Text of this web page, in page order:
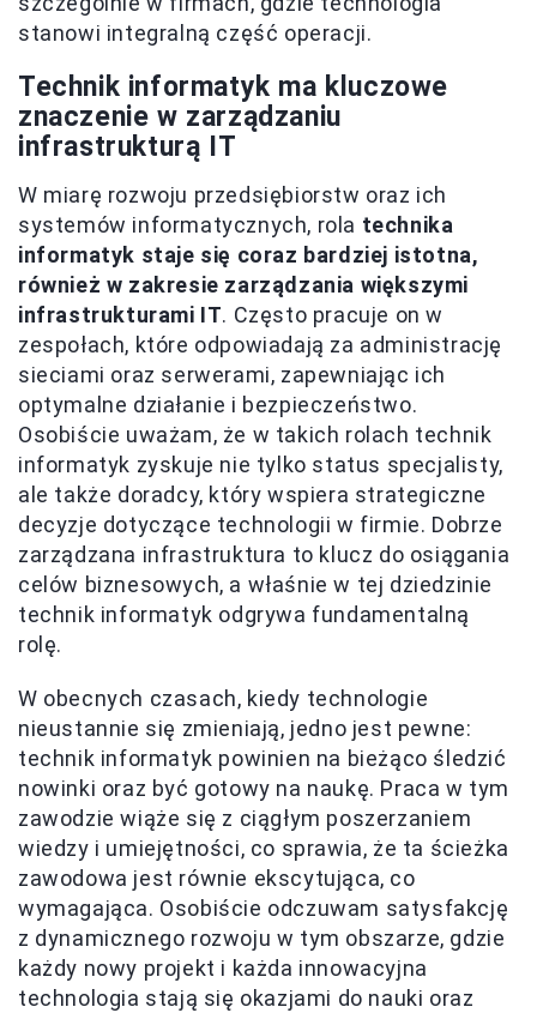
stanowi integralną część operacji.
Technik informatyk ma kluczowe
znaczenie w zarządzaniu
infrastrukturą IT
W miarę rozwoju przedsiębiorstw oraz ich
systemów informatycznych, rola technika
informatyk staje się coraz bardziej istotna,
również w zakresie zarządzania większymi
infrastrukturami IT. Często pracuje on w
zespołach, które odpowiadają za administrację
sieciami oraz serwerami, zapewniając ich
optymalne działanie i bezpieczeństwo.
Osobiście uważam, że w takich rolach technik
informatyk zyskuje nie tylko status specjalisty,
ale także doradcy, który wspiera strategiczne
decyzje dotyczące technologii w firmie. Dobrze
zarządzana infrastruktura to klucz do osiągania
celów biznesowych, a właśnie w tej dziedzinie
technik informatyk odgrywa fundamentalną
rolę.
W obecnych czasach, kiedy technologie
nieustannie się zmieniają, jedno jest pewne:
technik informatyk powinien na bieżąco śledzić
nowinki oraz być gotowy na naukę. Praca w tym
zawodzie wiąże się z ciągłym poszerzaniem
wiedzy i umiejętności, co sprawia, że ta ścieżka
zawodowa jest równie ekscytująca, co
wymagająca. Osobiście odczuwam satysfakcję
z dynamicznego rozwoju w tym obszarze, gdzie
każdy nowy projekt i każda innowacyjna
technologia stają się okazjami do nauki oraz